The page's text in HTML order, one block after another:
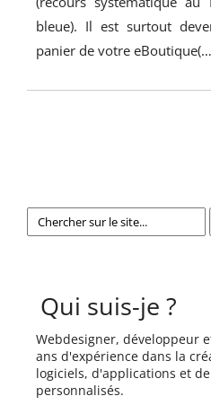
bleue). Il est surtout
panier de votre
Qui suis-je ?
Webdesigner, développeur
ans d'expérience dans la
logiciels, d'applications et
personnalisés.